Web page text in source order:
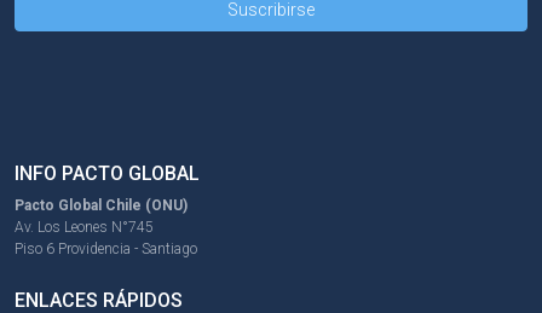
INFO PACTO GLOBAL
Pacto Global Chile (ONU)
Av. Los Leones N°745
Piso 6 Providencia - Santiago
ENLACES RÁPIDOS